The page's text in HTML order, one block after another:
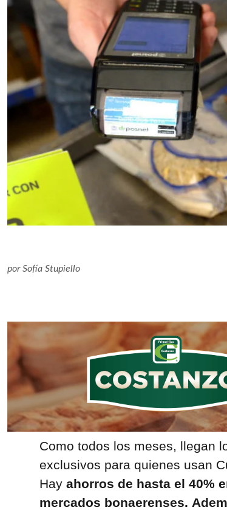
porSofía Stupiello
Como todos los meses, llegan
exclusivos para quienes usan
Hayahorros de hasta el 40%
mercados bonaerenses.